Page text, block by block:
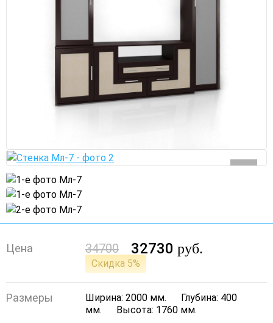
Цена 34700 32730 руб.
Скидка 5%
Размеры Ширина: 2000 мм.
Глубина: 400
мм.
Высота: 1760 мм.